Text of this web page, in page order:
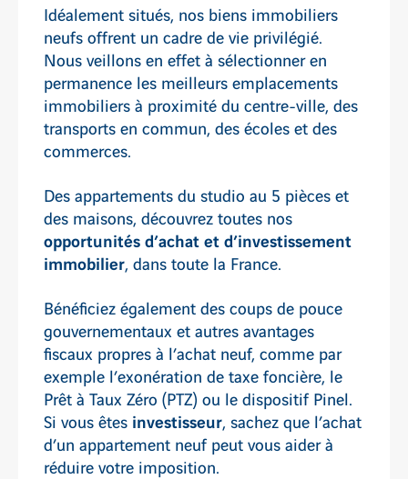
Idéalement situés, nos biens immobiliers
neufs offrent un cadre de vie privilégié.
Nous veillons en effet à sélectionner en
permanence les meilleurs emplacements
immobiliers à proximité du centre-ville, des
transports en commun, des écoles et des
commerces.
Des appartements du studio au 5 pièces et
des maisons, découvrez toutes nos
opportunités d’achat et d’investissement
immobilier, dans toute la France.
Bénéficiez également des coups de pouce
gouvernementaux et autres avantages
fiscaux propres à l’achat neuf, comme par
exemple l’exonération de taxe foncière, le
Prêt à Taux Zéro (PTZ) ou le dispositif Pinel.
Si vous êtes investisseur, sachez que l’achat
d’un appartement neuf peut vous aider à
réduire votre imposition.